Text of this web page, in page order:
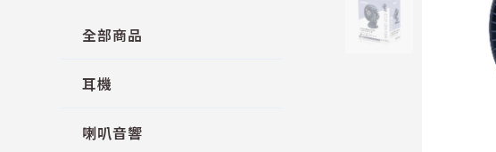
全部商品
耳機
喇叭音響